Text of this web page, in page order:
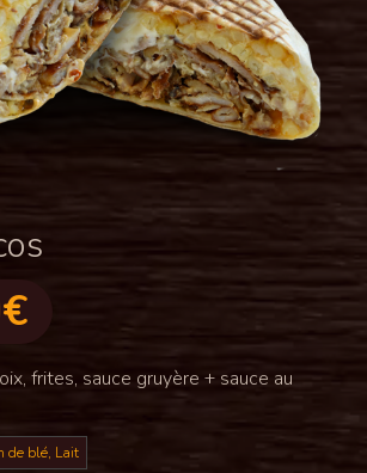
€
frites, sauce gruyère + sauce au
de blé, Lait